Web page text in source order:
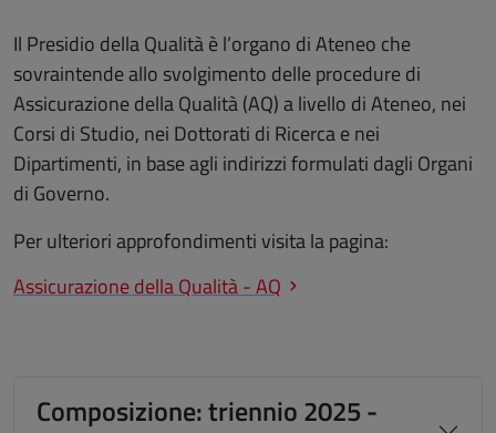
Il Presidio della Qualità è l’organo di Ateneo che
sovraintende allo svolgimento delle procedure di
Assicurazione della Qualità (AQ) a livello di Ateneo, nei
Corsi di Studio, nei Dottorati di Ricerca e nei
Dipartimenti, in base agli indirizzi formulati dagli Organi
di Governo.
Per ulteriori approfondimenti visita la pagina:
Assicurazione della Qualità - AQ
Composizione: triennio 2025 -